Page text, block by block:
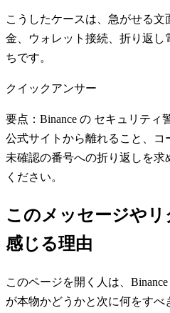
こうしたケースは、急がせる
金、ウォレット接続、折り返
ちです。
クイックアンサー
要点：Binance の セキュリティ
公式サイトから離れること、コ
未確認の番号への折り返しを
ください。
このメッセージや
感じる理由
このページを開く人は、
が本物かどうかと次に何をす